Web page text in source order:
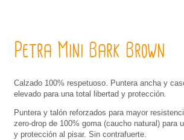
Petra Mini Bark Brown
Calzado 100% respetuoso. Puntera ancha y
elevado para una total libertad y protección.
Puntera y talón reforzados para mayor
zero-drop de 100% goma (caucho natural) para
y protección al pisar. Sin contrafuerte.